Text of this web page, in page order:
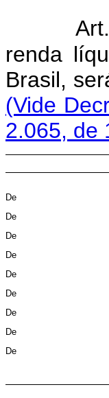
renda
Brasil,
(Vide
2.065, de
De
De
De
De
De
De
De
De
De